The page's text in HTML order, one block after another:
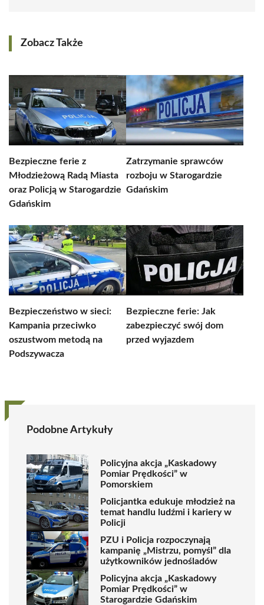
Zobacz Także
Bezpieczne ferie z
Młodzieżową Radą Miasta
oraz Policją w Starogardzie
Gdańskim
Zatrzymanie sprawców
rozboju w Starogardzie
Gdańskim
Bezpieczeństwo w sieci:
Kampania przeciwko
oszustwom metodą na
Podszywacza
Bezpieczne ferie: Jak
zabezpieczyć swój dom
przed wyjazdem
Podobne Artykuły
Policyjna akcja „Kaskadowy
Pomiar Prędkości” w
Pomorskiem
Policjantka edukuje młodzież na
temat handlu ludźmi i kariery w
Policji
PZU i Policja rozpoczynają
kampanię „Mistrzu, pomyśl” dla
użytkowników jednośladów
Policyjna akcja „Kaskadowy
Pomiar Prędkości” w
Starogardzie Gdańskim